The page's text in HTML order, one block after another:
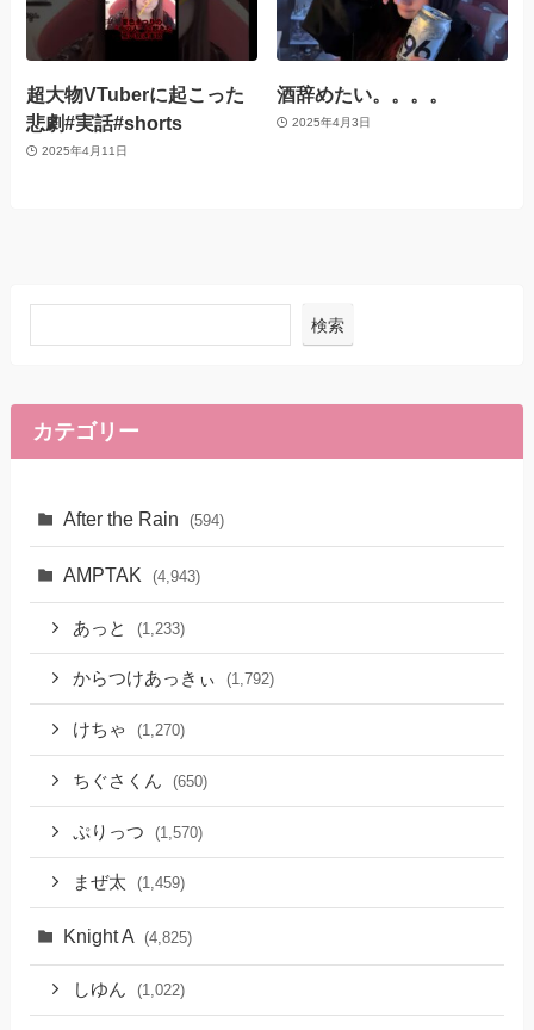
超大物VTuberに起こった
悲劇#実話#shorts
2025年4月11日
酒辞めたい。。。。
2025年4月3日
検索
カテゴリー
After the Rain (594)
AMPTAK (4,943)
あっと (1,233)
からつけあっきぃ (1,792)
けちゃ (1,270)
ちぐさくん (650)
ぷりっつ (1,570)
まぜ太 (1,459)
Knight A (4,825)
しゆん (1,022)